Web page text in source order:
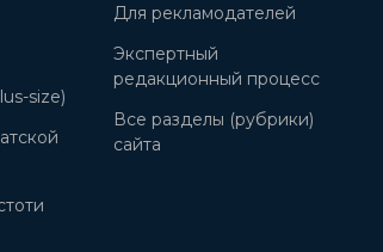
size)
Для рекламодателей
Экспертный
редакционный процесс
Все разделы (рубрики)
сайта